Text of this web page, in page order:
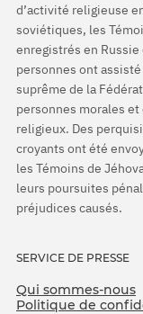
d’activité religieuse
soviétiques, les
enregistrés en Russie
personnes ont
suprême de la
personnes morales
religieux. Des
croyants ont été
les Témoins de
leurs poursuites
préjudices causés.
SERVICE DE PRESSE
Qui sommes-nous
Politique de